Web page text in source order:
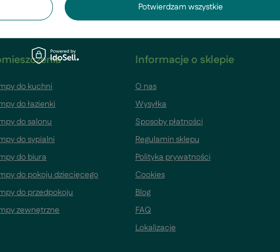
do kuchni
do łazienki
do salonu
do sypialni
do biura
do pokoju dziecięcego
do przedpokoju
zewnętrzne
Informacje o sklepie
O nas
Wysyłka
Sposoby płatności
Regulamin sklepu
Polityka prywatności
Cookies
Blog
FAQ
Lokalizacje
Potwierdzam wszystkie